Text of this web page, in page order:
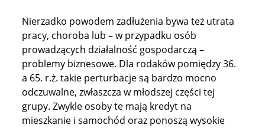
Nierzadko powodem zadłużenia bywa też utrata
pracy, choroba lub – w przypadku osób
prowadzących działalność gospodarczą –
problemy biznesowe. Dla rodaków pomiędzy 36.
a 65. r.ż. takie perturbacje są bardzo mocno
odczuwalne, zwłaszcza w młodszej części tej
grupy. Zwykle osoby te mają kredyt na
mieszkanie i samochód oraz ponoszą wysokie